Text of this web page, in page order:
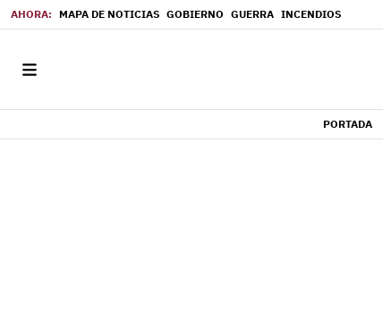
MAPA DE NOTICIAS GOBIERNO GUERRA INCENDIOS
PORTADA